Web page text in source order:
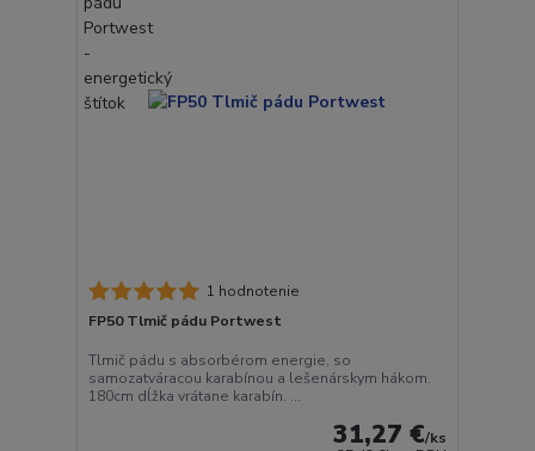
1 hodnotenie
FP50 Tlmič pádu Portwest
Tlmič pádu s absorbérom energie, so
samozatváracou karabínou a lešenárskym hákom.
180cm dĺžka vrátane karabín. ...
31,27 €/ks